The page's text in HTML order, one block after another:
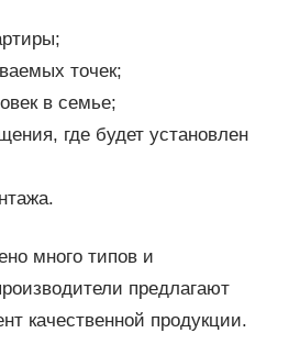
точек;
в семье;
где будет установлен
много типов и
предлагают
качественной продукции.